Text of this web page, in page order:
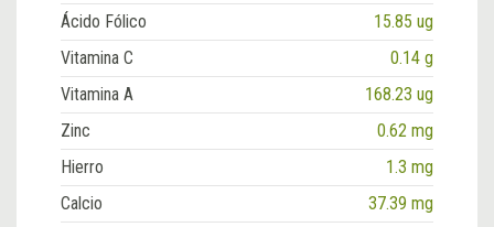
Ácido Fólico
15.85 ug
Vitamina C
0.14 g
Vitamina A
168.23 ug
Zinc
0.62 mg
Hierro
1.3 mg
Calcio
37.39 mg